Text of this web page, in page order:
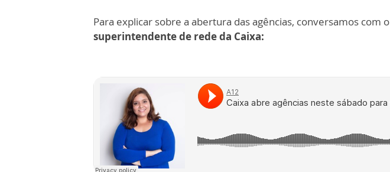
Para explicar sobre a abertura das agências, conversamos com o
superintendente de rede da Caixa: